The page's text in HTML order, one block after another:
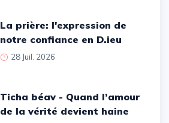
La prière: l'expression de
notre confiance en D.ieu
28 Juil. 2026
Ticha béav - Quand l’amour
de la vérité devient haine